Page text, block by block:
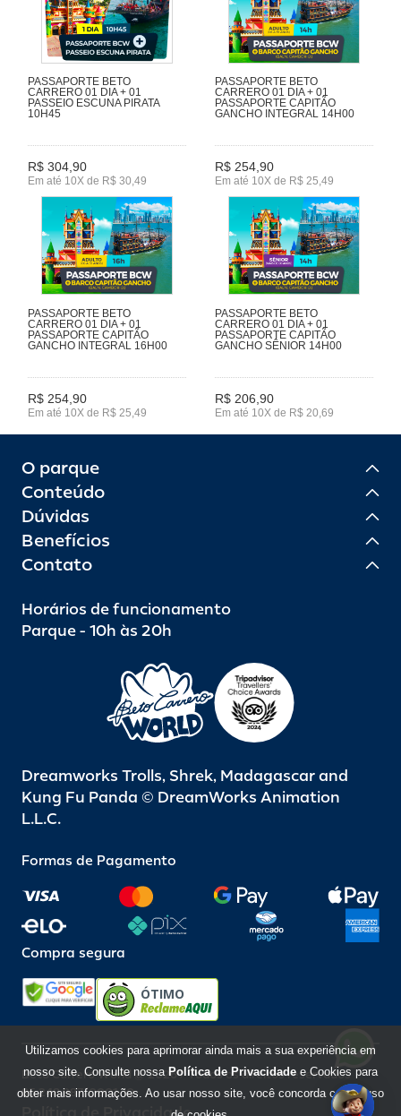
PASSAPORTE BETO
CARRERO 01 DIA + 01
PASSEIO ESCUNA PIRATA
10H45
R$ 304,90
Em até 10X de R$ 30,49
PASSAPORTE BETO
CARRERO 01 DIA + 01
PASSAPORTE CAPITÃO
GANCHO INTEGRAL 14H00
R$ 254,90
Em até 10X de R$ 25,49
PASSAPORTE BETO
CARRERO 01 DIA + 01
PASSAPORTE CAPITÃO
GANCHO INTEGRAL 16H00
R$ 254,90
Em até 10X de R$ 25,49
PASSAPORTE BETO
CARRERO 01 DIA + 01
PASSAPORTE CAPITÃO
GANCHO SÊNIOR 14H00
R$ 206,90
Em até 10X de R$ 20,69
O parque
Conteúdo
Dúvidas
Benefícios
Contato
Horários de funcionamento
Parque - 10h às 20h
Dreamworks Trolls, Shrek, Madagascar and
Kung Fu Panda © DreamWorks Animation
L.L.C.
Formas de Pagamento
Compra segura
ÓTIMO
Beto Carrero World @ 2026 / Todos os direitos reservados
85.248.987/0001-10
Utilizamos cookies para aprimorar ainda mais a sua experiência em
nosso site. Consulte nossa Política de Privacidade e Cookies para
obter mais informações. Ao usar nosso site, você concorda com o uso